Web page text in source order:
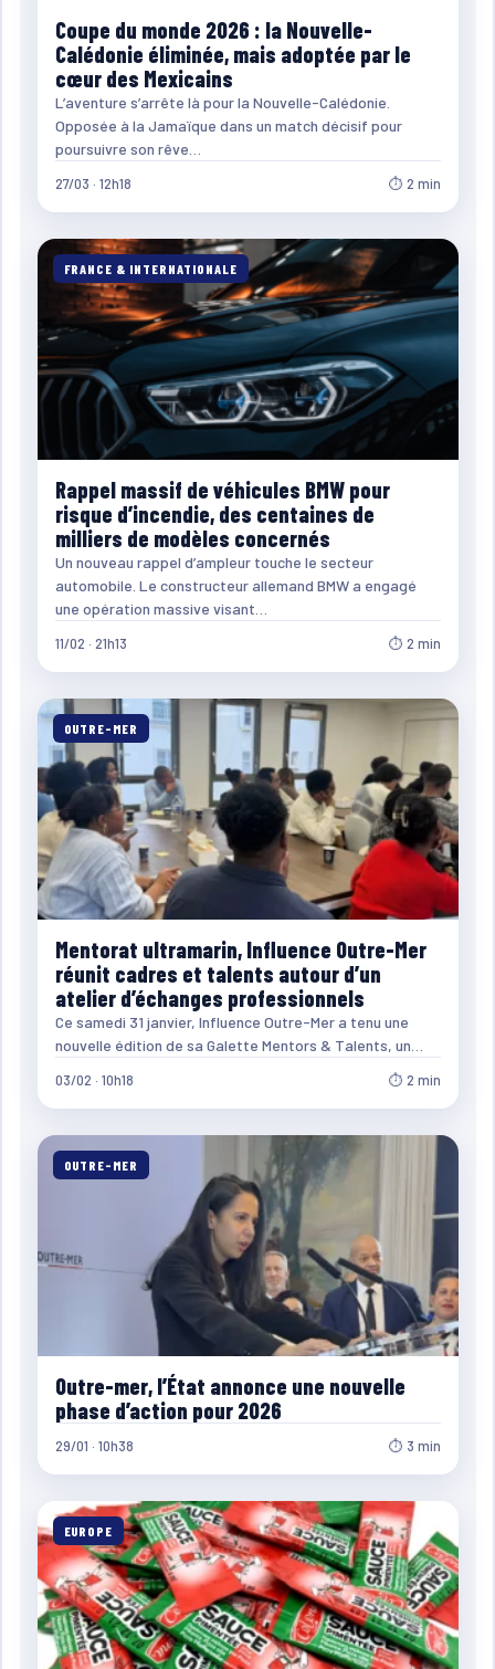
Coupe du monde 2026 : la Nouvelle-
Calédonie éliminée, mais adoptée par le
cœur des Mexicains
L’aventure s’arrête là pour la Nouvelle-Calédonie.
Opposée à la Jamaïque dans un match décisif pour
poursuivre son rêve…
27/03 · 12h18 ⏱ 2 min
FRANCE & INTERNATIONALE
Rappel massif de véhicules BMW pour
risque d’incendie, des centaines de
milliers de modèles concernés
Un nouveau rappel d’ampleur touche le secteur
automobile. Le constructeur allemand BMW a engagé
une opération massive visant…
11/02 · 21h13 ⏱ 2 min
OUTRE-MER
Mentorat ultramarin, Influence Outre-Mer
réunit cadres et talents autour d’un
atelier d’échanges professionnels
Ce samedi 31 janvier, Influence Outre-Mer a tenu une
nouvelle édition de sa Galette Mentors & Talents, un…
03/02 · 10h18 ⏱ 2 min
OUTRE-MER
Outre-mer, l’État annonce une nouvelle
phase d’action pour 2026
29/01 · 10h38 ⏱ 3 min
EUROPE